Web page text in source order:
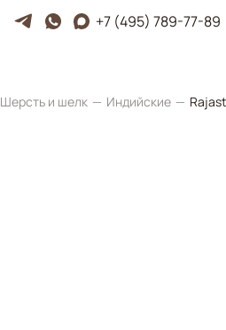
+7 (495) 789-77-89
Шерсть и шелк Индийские